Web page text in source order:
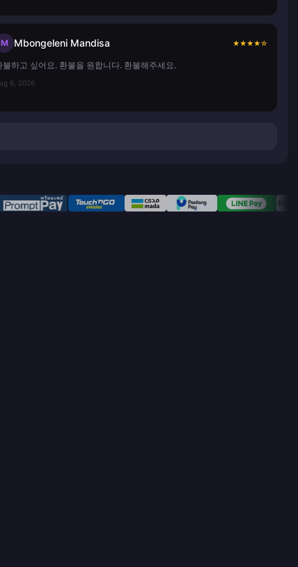
M Mbongeleni Mandisa ★★★★☆
불하고 싶어요. 환불을 원합니다. 환불해주세요.
6, 2026